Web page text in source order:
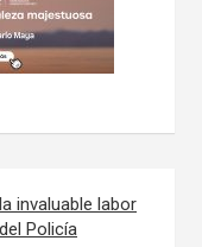
invaluable labor
Policía